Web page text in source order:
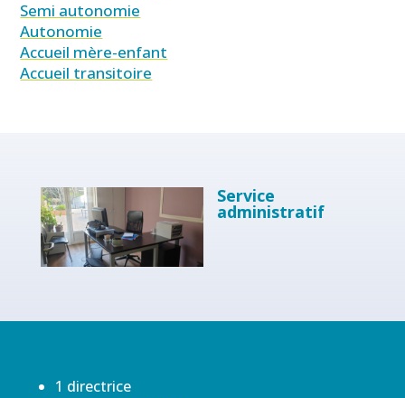
Semi autonomie
Autonomie
Accueil mère-enfant
Accueil transitoire
Service
administratif
1 directrice